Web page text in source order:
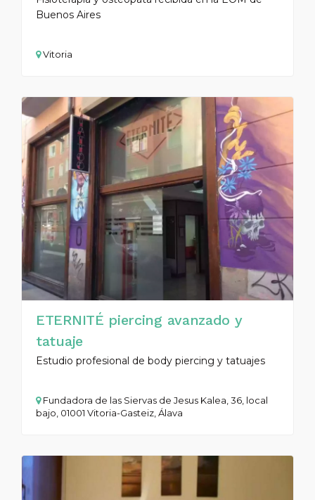
Buenos Aires
Vitoria
ETERNITÉ piercing avanzado y
tatuaje
Estudio profesional de body piercing y tatuajes
Fundadora de las Siervas de Jesus Kalea, 36, local
bajo, 01001 Vitoria-Gasteiz, Álava